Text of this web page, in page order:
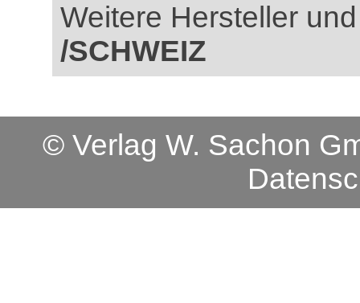
Weitere Hersteller
/SCHWEIZ
© Verlag W. Sachon